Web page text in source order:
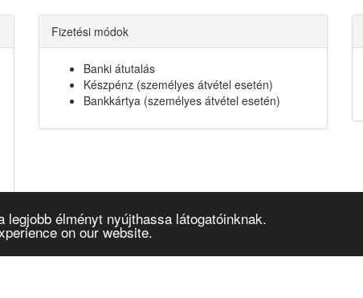
élményt nyújthassa látogatóinknak.
on our website.
Fizetési módok
Banki átutalás
Készpénz (személyes átvétel esetén)
Bankkártya (személyes átvétel esetén)